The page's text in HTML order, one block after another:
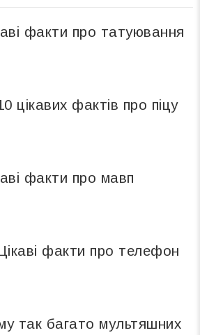
факти про татуювання
цікавих фактів про піцу
факти про мавп
факти про телефон
так багато мультяшних